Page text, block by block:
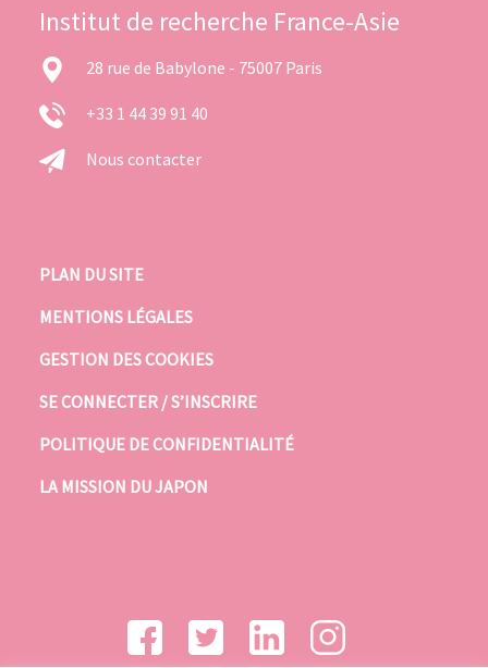
Institut de recherche France-Asie
28 rue de Babylone - 75007 Paris
+33 1 44 39 91 40
Nous contacter
PLAN DU SITE
MENTIONS LÉGALES
GESTION DES COOKIES
SE CONNECTER / S’INSCRIRE
POLITIQUE DE CONFIDENTIALITÉ
LA MISSION DU JAPON